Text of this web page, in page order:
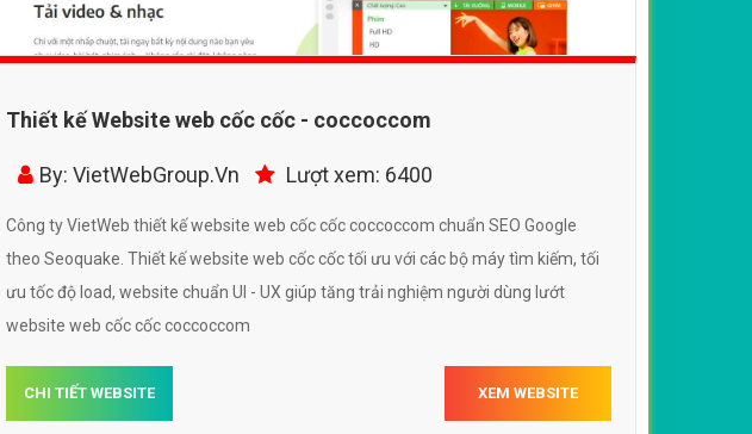
Thiết kế Website web cốc cốc - coccoccom
By: VietWebGroup.Vn Lượt xem: 6400
Công ty VietWeb thiết kế website web cốc cốc coccoccom chuẩn SEO Google
theo Seoquake. Thiết kế website web cốc cốc tối ưu với các bộ máy tìm kiếm, tối
ưu tốc độ load, website chuẩn UI - UX giúp tăng trải nghiệm người dùng lướt
website web cốc cốc coccoccom
CHI TIẾT WEBSITE XEM WEBSITE